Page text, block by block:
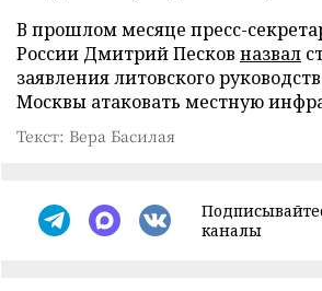
В прошлом месяце пресс-
России Дмитрий Песков назвал
заявления литовского
Москвы атаковать местную
Текст: Вера Басилая
каналы